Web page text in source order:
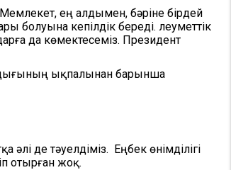
ең алдымен, бәріне бірдей
болуына кепілдік береді. Әлеуметтік
да көмектесеміз. Президент
ықпалынан барынша
де тәуелдіміз. Еңбек өнімділігі
отырған жоқ.